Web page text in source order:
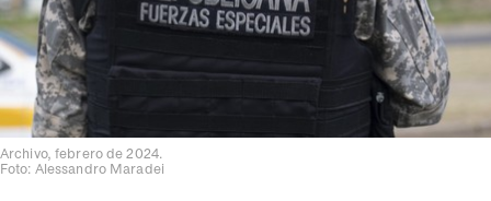
Archivo, febrero de 2024.
Foto: Alessandro Maradei